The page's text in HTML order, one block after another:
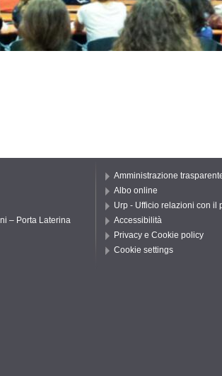
– Porta Laterina
Amministrazione
Albo online
Urp - Ufficio relazioni con il
Accessibilità
Privacy e Cookie policy
Cookie settings